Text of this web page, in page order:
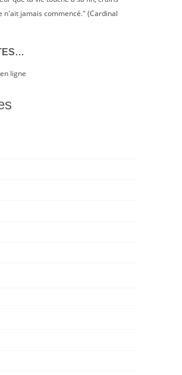
n'ait jamais commencé." (Cardinal
en ligne